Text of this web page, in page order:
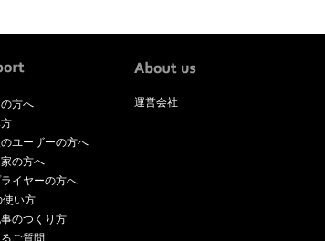
方へ
ユーザーの方へ
の方へ
イヤーの方へ
使い方
のつくり方
ご質問
運営会社